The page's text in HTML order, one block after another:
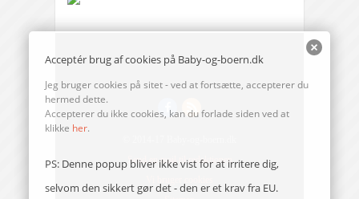
Send en mail til redaktionen
Acceptér brug af cookies på Baby-og-boern.dk
Jeg bruger cookies på sitet - ved at fortsætte, accepterer du
hermed dette.
Accepterer du ikke cookies, kan du forlade siden ved at
klikke her.
PS: Denne popup bliver ikke vist for at irritere dig,
selvom den sikkert gør det - den er et krav fra EU.